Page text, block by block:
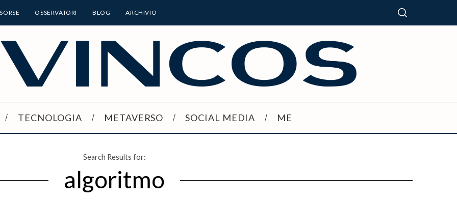
OSSERVATORI BLOG ARCHIVIO
TECNOLOGIA METAVERSO SOCIAL MEDIA ME
Search Results for:
algoritmo